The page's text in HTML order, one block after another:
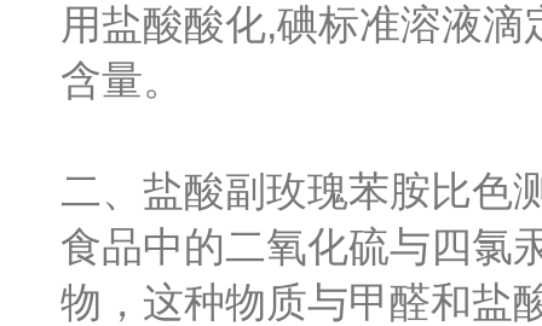
用盐酸酸化,碘标准溶液
含量。
二、盐酸副玫瑰苯胺比色
食品中的二氧化硫与四氯
物，这种物质与甲醛和盐